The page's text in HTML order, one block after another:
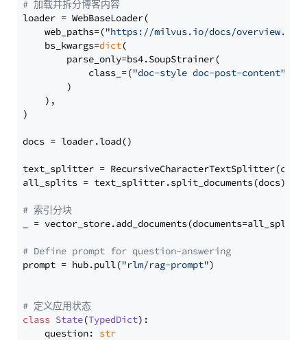
# 加载并拆分博客内容
loader = WebBaseLoader(
    web_paths=(
"https://milvus.io/docs/overview.md"
    bs_kwargs=
dict(
        parse_only=bs4.SoupStrainer(
            class_=(
"doc-style doc-post-content"
        )
    ),
)
docs = loader.load()
text_splitter =
all_splits = text_splitter.split_documents(docs)
# 索引分块
_ = vector_store.add_documents(documents=all_splits)
# Define prompt for question-answering
prompt = hub.pull("rlm/rag-prompt")
# 定义应用状态
class State(TypedDict):
    question:
str